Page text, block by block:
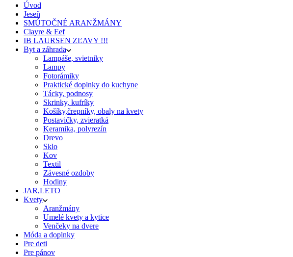
Úvod
Jeseň
SMÚTOČNÉ ARANŽMÁNY
Clayre & Eef
IB LAURSEN ZĽAVY !!!
Byt a záhrada
Lampáše, svietniky
Lampy
Fotorámiky
Praktické doplnky do kuchyne
Tácky, podnosy
Skrinky, kufríky
Košíky,črepníky, obaly na kvety
Postavičky, zvieratká
Keramika, polyrezín
Drevo
Sklo
Kov
Textil
Závesné ozdoby
Hodiny
JAR,LETO
Kvety
Aranžmány
Umelé kvety a kytice
Venčeky na dvere
Móda a doplnky
Pre deti
Pre pánov